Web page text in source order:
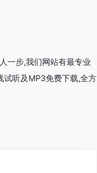
一步,我们网站有最专业
试听及MP3免费下载,全方